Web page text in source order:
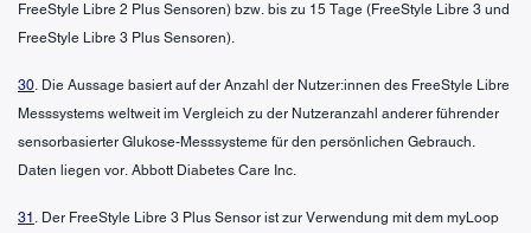
FreeStyle Libre 2 Plus Sensoren) bzw. bis zu 15 Tage (FreeStyle Libre 3 und
FreeStyle Libre 3 Plus Sensoren).
30. Die Aussage basiert auf der Anzahl der Nutzer:innen des FreeStyle Libre
Messsystems weltweit im Vergleich zu der Nutzeranzahl anderer führender
sensorbasierter Glukose-Messsysteme für den persönlichen Gebrauch.
Daten liegen vor. Abbott Diabetes Care Inc.
31 . Der FreeStyle Libre 3 Plus Sensor ist zur Verwendung mit dem myLoop